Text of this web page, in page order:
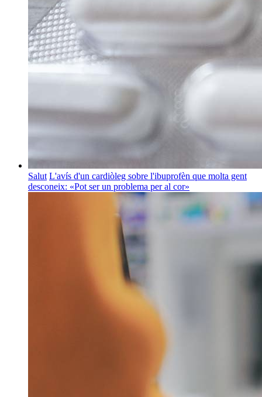
Salut L'avís d'un cardiòleg sobre l'ibuprofèn que molta gent
desconeix: «Pot ser un problema per al cor»